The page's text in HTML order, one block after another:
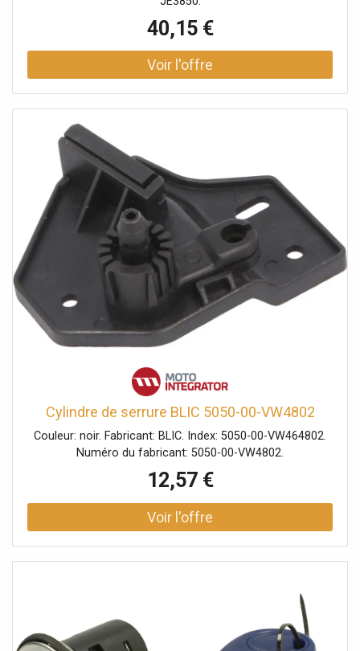
40,15 €
Cylindre de serrure BLIC 5050-00-VW4802
Couleur: noir. Fabricant: BLIC. Index: 5050-00-VW464802.
Numéro du fabricant: 5050-00-VW4802.
12,57 €